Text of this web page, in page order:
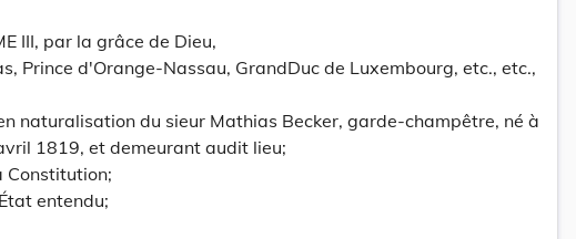
III, par la grâce de Dieu,
Prince d'Orange-Nassau, GrandDuc de Luxembourg, etc., etc.,
naturalisation du sieur Mathias Becker, garde-champêtre, né à
1819, et demeurant audit lieu;
Constitution;
entendu;